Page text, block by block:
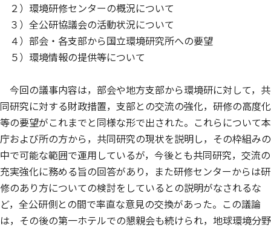
２）環境研修センターの概況について
３）全公研協議会の活動状況について
４）部会・各支部から国立環境研究所への要望
５）環境情報の提供等について
今回の議事内容は，部会や地方支部から環境研に対して，共
同研究に対する財政措置，支部との交流の強化，研修の高度化
等の要望がこれまでと同様な形で出された。これらについて本
庁および所の方から，共同研究の現状を説明し，その枠組みの
中で可能な範囲で運用しているが，今後とも共同研究，交流の
充実強化に務める旨の回答があり，また研修センターからは研
修のあり方についての検討をしているとの説明がなされるな
ど，全公研側との間で率直な意見の交換があった。この議論
は，その後の第一ホテルでの懇親会も続けられ，地球環境分野